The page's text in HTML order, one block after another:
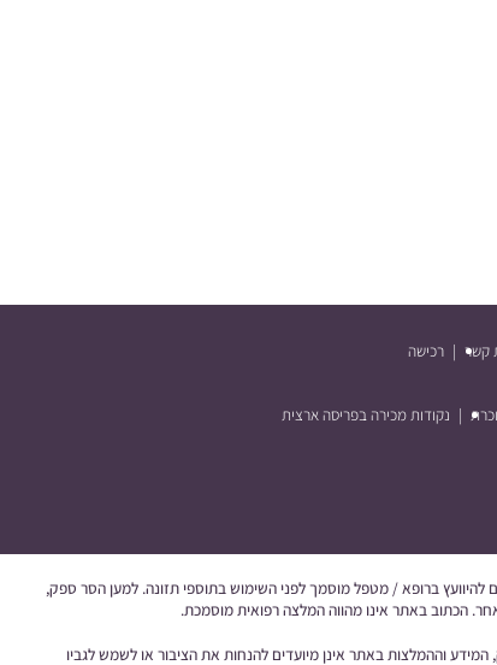
קשר רכישה
נקודות מכירה בפריסה ארצית
להיוועץ ברופא / מטפל מוסמך לפני השימוש בתוספי תזונה. למען הסר ספק,
הכתוב באתר אינו מהווה המלצה רפואית מוסמכת.
וההמלצות באתר אינן מיועדים להנחות את הציבור או לשמש לגביו